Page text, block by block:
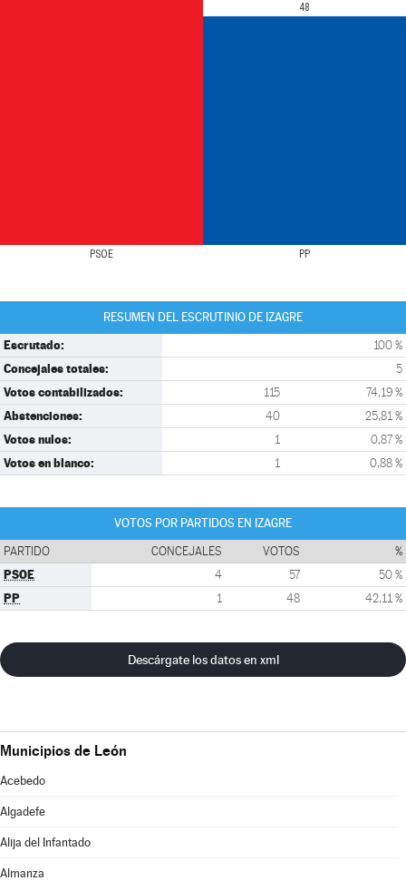
PSOE PP
48
RESUMEN DEL ESCRUTINIO DE IZAGRE
Escrutado: 100 %
Concejales totales: 5
Votos contabilizados: 115 74,19 %
Abstenciones: 40 25,81 %
Votos nulos: 1 0,87 %
Votos en blanco: 1 0,88 %
VOTOS POR PARTIDOS EN IZAGRE
PARTIDO CONCEJALES VOTOS %
PSOE 4 57 50 %
PP 1 48 42,11 %
Descárgate los datos en xml
Municipios de León
Acebedo
Algadefe
Alija del Infantado
Almanza